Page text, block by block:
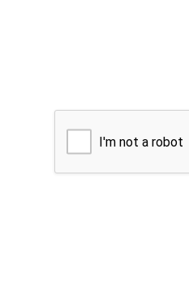
I'm not a robot